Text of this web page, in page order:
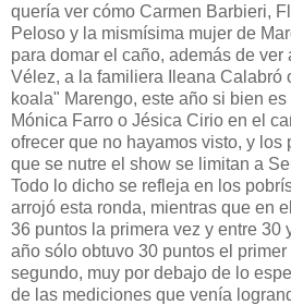
quería ver cómo Carmen Barbieri,
Peloso y la mismísima mujer de
para domar el caño, además de ver
Vélez, a la familiera Ileana Calabró
koala" Marengo, este año si bien
Mónica Farro o Jésica Cirio en el
ofrecer que no hayamos visto, y los
que se nutre el show se limitan a
Todo lo dicho se refleja en los
arrojó esta ronda, mientras que en
36 puntos la primera vez y entre 30
año sólo obtuvo 30 puntos el primer
segundo, muy por debajo de lo
de las mediciones que venía